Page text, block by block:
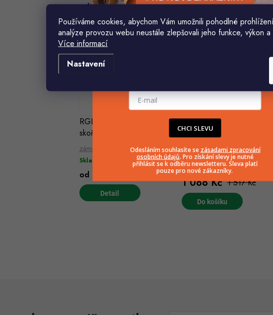
Používáme cookies, abychom Vám umožnili pohodlné
analýze provozu webu neustále zlepšovali jeho funkce, výkon a
Více informací
Nastavení
od647 Kč od647 Kč
RGL HU357 Cestovní
skořepinový kufr, hnědý
zámek TSA
Skladem
od
RGL PP3 XXL Cestovní
skořepinový kufr 76x53x29
cm, starorůžová
Skladem(3 ks)
1 088 Kč 1 517 Kč
Do košíku
CHCI SLEVU
Odesláním souhlasíte se zásadami zpracování
osobních údajů. Pro získání slevy je nutné
přihlásit se k odběru newsletteru. Sleva platí
pouze pro nové zákazníky.